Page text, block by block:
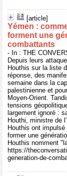
[article]
Yémen :
forment une
combattants
- In : THE
Depuis leurs
Houthis sur la liste
réponse, des
semaine dans la
palestinienne et
Moyen-Orient.
tensions
largement ignoré :
Houthi, ministre de
Houthis ont
former une
Houthis nomment
https://
generation-de-